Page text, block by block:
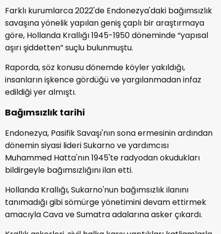
Farklı kurumlarca 2022'de Endonezya'daki bağımsızlık
savaşına yönelik yapılan geniş çaplı bir araştırmaya
göre, Hollanda Krallığı 1945-1950 döneminde “yapısal
aşırı şiddetten” suçlu bulunmuştu.
Raporda, söz konusu dönemde köyler yakıldığı,
insanların işkence gördüğü ve yargılanmadan infaz
edildiği yer almıştı.
Bağımsızlık tarihi
Endonezya, Pasifik Savaşı'nın sona ermesinin ardından
dönemin siyasi lideri Sukarno ve yardımcısı
Muhammed Hatta'nın 1945'te radyodan okudukları
bildirgeyle bağımsızlığını ilan etti.
Hollanda Krallığı, Sukarno'nun bağımsızlık ilanını
tanımadığı gibi sömürge yönetimini devam ettirmek
amacıyla Cava ve Sumatra adalarına asker çıkardı.